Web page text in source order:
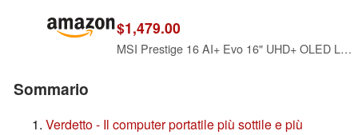
$1,479.00
MSI Prestige 16 AI+ Evo 16" UHD+ OLED Laptop: Intel Ultra 7-256V, Intel Arc Graphics, 16GB DDR5, 1TB NVMe SSD, HDMI, Wi-Fi 7, Win 11 Home: Stellar Gray B2VMG-059US
Sommario
Verdetto - Il computer portatile più sottile e più